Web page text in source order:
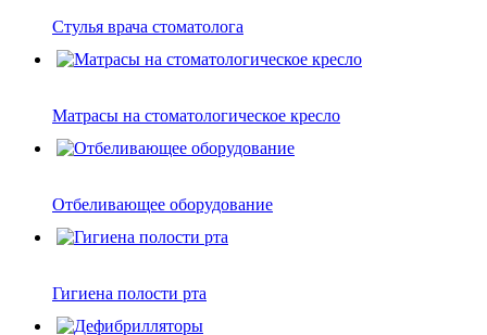
Стулья врача стоматолога
Матрасы на стоматологическое кресло
Отбеливающее оборудование
Гигиена полости рта